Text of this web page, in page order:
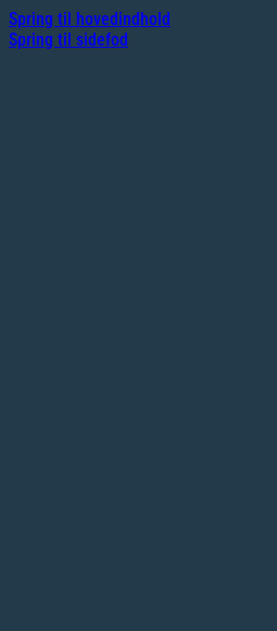
Spring til hovedindhold
Spring til sidefod